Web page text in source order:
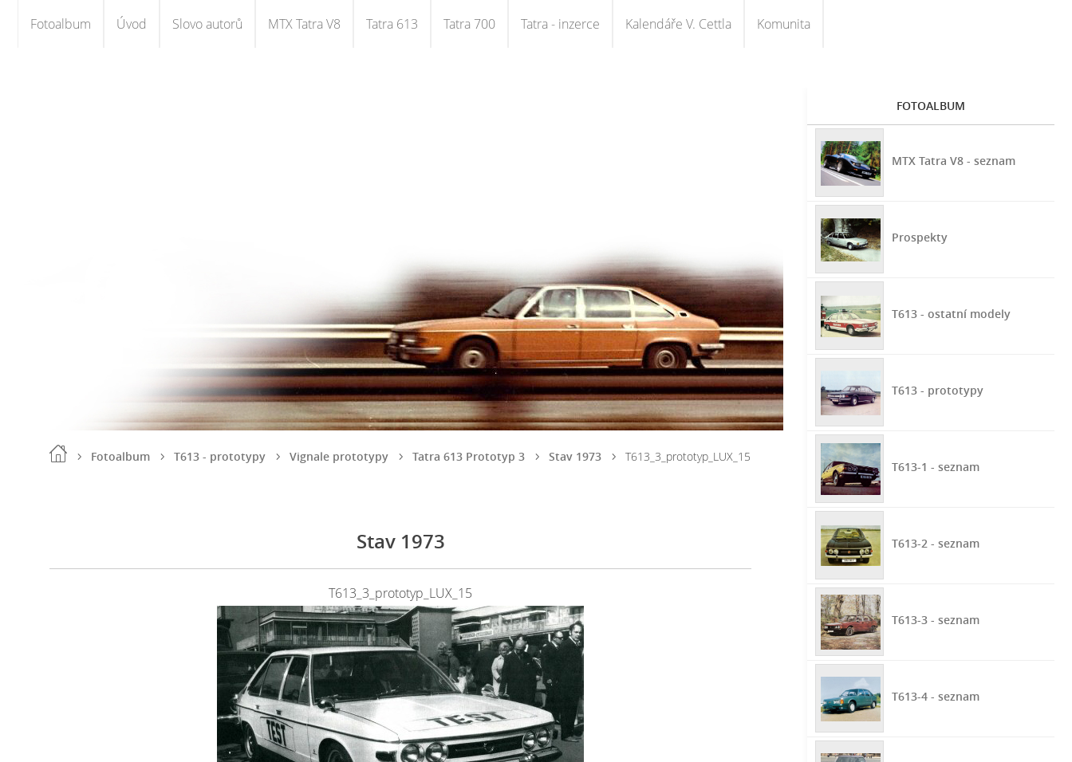
Fotoalbum Úvod Slovo autorů MTX Tatra V8 Tatra 613 Tatra 700 Tatra - inzerce Kalendáře V. Cettla Komunita
Fotoalbum T613 - prototypy Vignale prototypy Tatra 613 Prototyp 3 Stav 1973 T613_3_prototyp_LUX_15
Stav 1973
T613_3_prototyp_LUX_15
FOTOALBUM
MTX Tatra V8 - seznam
Prospekty
T613 - ostatní modely
T613 - prototypy
T613-1 - seznam
T613-2 - seznam
T613-3 - seznam
T613-4 - seznam